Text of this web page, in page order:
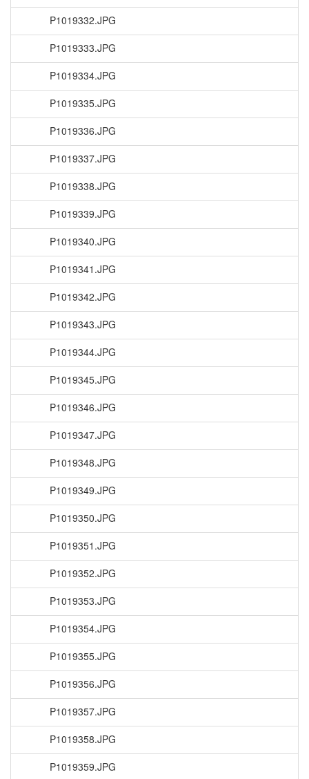
P1019332.JPG
P1019333.JPG
P1019334.JPG
P1019335.JPG
P1019336.JPG
P1019337.JPG
P1019338.JPG
P1019339.JPG
P1019340.JPG
P1019341.JPG
P1019342.JPG
P1019343.JPG
P1019344.JPG
P1019345.JPG
P1019346.JPG
P1019347.JPG
P1019348.JPG
P1019349.JPG
P1019350.JPG
P1019351.JPG
P1019352.JPG
P1019353.JPG
P1019354.JPG
P1019355.JPG
P1019356.JPG
P1019357.JPG
P1019358.JPG
P1019359.JPG